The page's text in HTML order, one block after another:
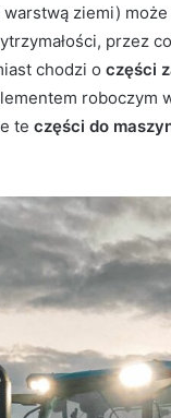
ziemi)
przez
chodzi o części
roboczym
te części do